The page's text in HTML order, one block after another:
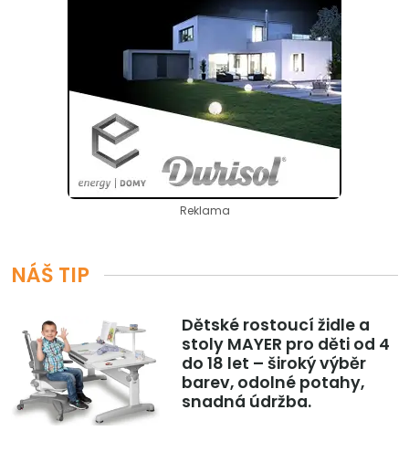
Reklama
NÁŠ TIP
Dětské rostoucí židle a
stoly MAYER pro děti od 4
do 18 let – široký výběr
barev, odolné potahy,
snadná údržba.